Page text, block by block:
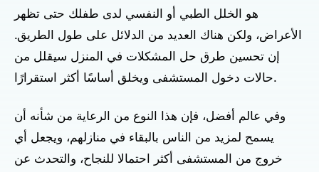
هو الخلل الطبي أو النفسي لدى طفلك حتى تظهر
الأعراض، ولكن هناك العديد من الدلائل على طول الطريق.
إن تحسين طرق حل المشكلات في المنزل سيقلل من
حالات دخول المستشفى ويخلق أساسًا أكثر استقرارًا.
وفي عالم أفضل، فإن هذا النوع من الرعاية من شأنه أن
يسمح لمزيد من الناس بالبقاء في منازلهم، ويجعل أي
خروج من المستشفى أكثر احتمالا للنجاح، والتحدث عن